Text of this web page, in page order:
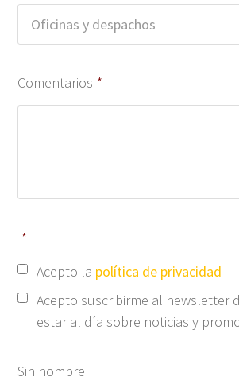
Comentarios *
*
Acepto la política de privacidad
Acepto suscribirme al newsletter
estar al día sobre noticias y
Sin nombre